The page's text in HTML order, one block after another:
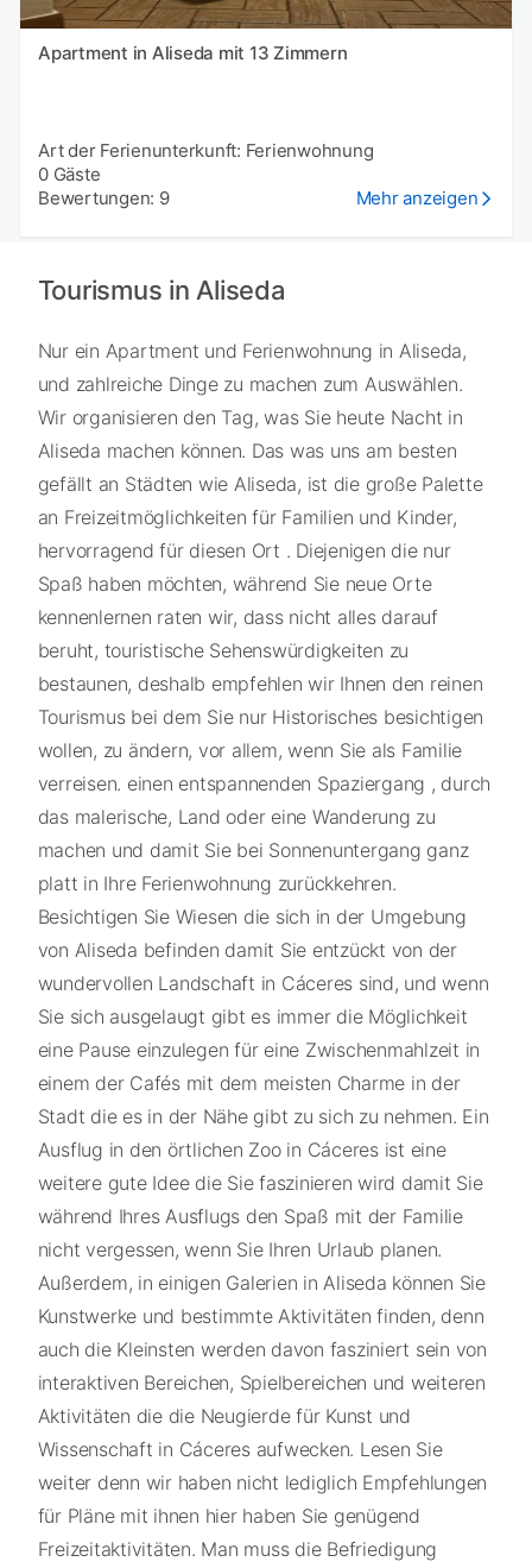
Apartment in Aliseda mit 13 Zimmern
Art der Ferienunterkunft: Ferienwohnung
0 Gäste
Bewertungen: 9
Mehr anzeigen
Tourismus in Aliseda
Nur ein Apartment und Ferienwohnung in Aliseda,
und zahlreiche Dinge zu machen zum Auswählen.
Wir organisieren den Tag, was Sie heute Nacht in
Aliseda machen können. Das was uns am besten
gefällt an Städten wie Aliseda, ist die große Palette
an Freizeitmöglichkeiten für Familien und Kinder,
hervorragend für diesen Ort . Diejenigen die nur
Spaß haben möchten, während Sie neue Orte
kennenlernen raten wir, dass nicht alles darauf
beruht, touristische Sehenswürdigkeiten zu
bestaunen, deshalb empfehlen wir Ihnen den reinen
Tourismus bei dem Sie nur Historisches besichtigen
wollen, zu ändern, vor allem, wenn Sie als Familie
verreisen. einen entspannenden Spaziergang , durch
das malerische, Land oder eine Wanderung zu
machen und damit Sie bei Sonnenuntergang ganz
platt in Ihre Ferienwohnung zurückkehren.
Besichtigen Sie Wiesen die sich in der Umgebung
von Aliseda befinden damit Sie entzückt von der
wundervollen Landschaft in Cáceres sind, und wenn
Sie sich ausgelaugt gibt es immer die Möglichkeit
eine Pause einzulegen für eine Zwischenmahlzeit in
einem der Cafés mit dem meisten Charme in der
Stadt die es in der Nähe gibt zu sich zu nehmen. Ein
Ausflug in den örtlichen Zoo in Cáceres ist eine
weitere gute Idee die Sie faszinieren wird damit Sie
während Ihres Ausflugs den Spaß mit der Familie
nicht vergessen, wenn Sie Ihren Urlaub planen.
Außerdem, in einigen Galerien in Aliseda können Sie
Kunstwerke und bestimmte Aktivitäten finden, denn
auch die Kleinsten werden davon fasziniert sein von
interaktiven Bereichen, Spielbereichen und weiteren
Aktivitäten die die Neugierde für Kunst und
Wissenschaft in Cáceres aufwecken. Lesen Sie
weiter denn wir haben nicht lediglich Empfehlungen
für Pläne mit ihnen hier haben Sie genügend
Freizeitaktivitäten. Man muss die Befriedigung